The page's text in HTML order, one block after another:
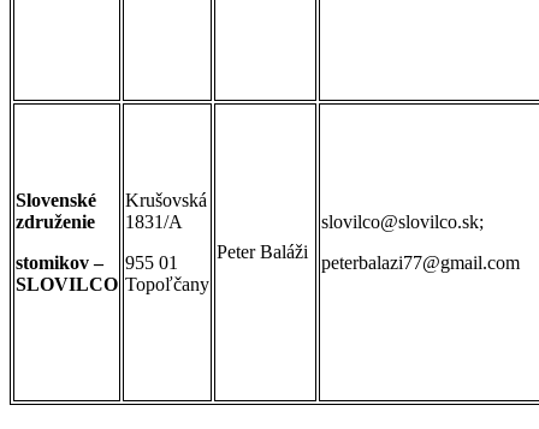
Slovenské
združenie
stomikov –
SLOVILCO
Krušovská
1831/A
955 01
Topoľčany
Peter Baláži
slovilco@slovilco.sk;
peterbalazi77@gmail.com